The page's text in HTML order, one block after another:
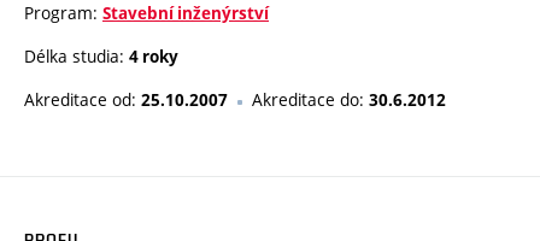
Program: Stavební inženýrství
Délka studia: 4 roky
Akreditace od: 25.10.2007 Akreditace do: 30.6.2012